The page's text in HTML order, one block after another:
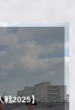
戦2025】